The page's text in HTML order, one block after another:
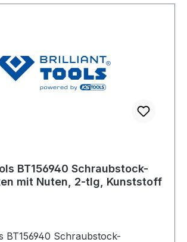
mit Nuten, 2-tlg, Kunststoff